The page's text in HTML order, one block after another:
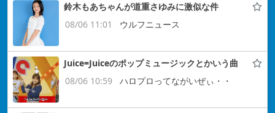
鈴木もあちゃんが道重さゆみに激似な件
08/06 11:01
ウルフニュース
Juice=Juiceのポップミュージックとかいう曲
08/06 10:59
ハロプロってながいぜぃ・・